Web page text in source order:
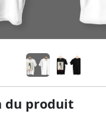
du produit